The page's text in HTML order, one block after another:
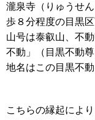
瀧泉寺（りゅうせ
歩８分程度の目黒
山号は泰叡山、不
不動」（目黒不動
地名はこの目黒不
こちらの縁起によ